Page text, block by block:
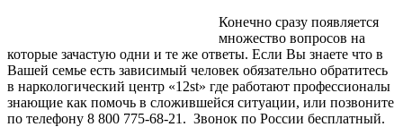
Конечно сразу появляется
множество вопросов на
которые зачастую одни и те же ответы. Если Вы знаете что в
Вашей семье есть зависимый человек обязательно обратитесь
в наркологический центр «12st» где работают профессионалы
знающие как помочь в сложившейся ситуации, или позвоните
по телефону 8 800 775-68-21. Звонок по России бесплатный.